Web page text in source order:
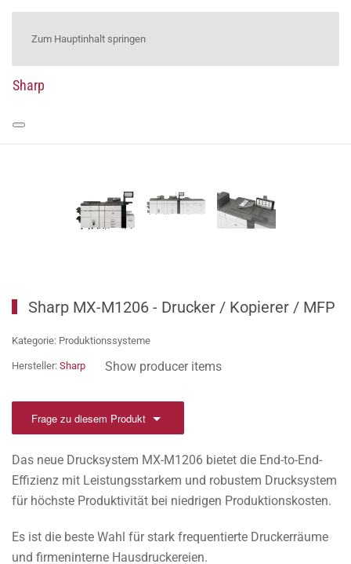
Zum Hauptinhalt springen
Sharp
Sharp MX-M1206 - Drucker / Kopierer / MFP
Kategorie: Produktionssysteme
Hersteller: Sharp Show producer items
Frage zu diesem Produkt
Das neue Drucksystem MX-M1206 bietet die End-to-End-
Effizienz mit Leistungsstarkem und robustem Drucksystem
für höchste Produktivität bei niedrigen Produktionskosten.
Es ist die beste Wahl für stark frequentierte Druckerräume
und firmeninterne Hausdruckereien.